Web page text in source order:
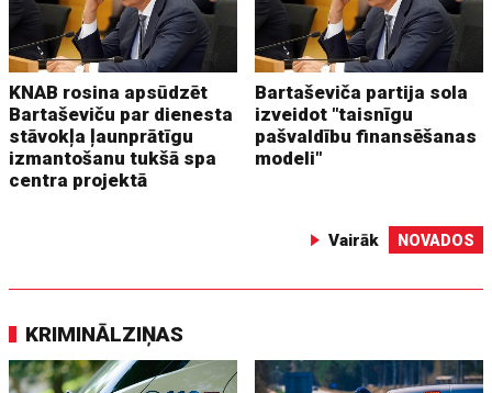
KNAB rosina apsūdzēt
Bartaševiču par dienesta
stāvokļa ļaunprātīgu
izmantošanu tukšā spa
centra projektā
Bartaševiča partija sola
izveidot "taisnīgu
pašvaldību finansēšanas
modeli"
Vairāk NOVADOS
KRIMINĀLZIŅAS